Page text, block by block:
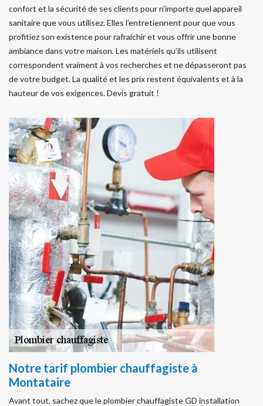
confort et la sécurité de ses clients pour n’importe quel appareil
sanitaire que vous utilisez. Elles l’entretiennent pour que vous
profitiez son existence pour rafraichir et vous offrir une bonne
ambiance dans votre maison. Les matériels qu’ils utilisent
correspondent vraiment à vos recherches et ne dépasseront pas
de votre budget. La qualité et les prix restent équivalents et à la
hauteur de vos exigences. Devis gratuit !
Notre tarif plombier chauffagiste à
Montataire
Avant tout, sachez que le plombier chauffagiste GD installation